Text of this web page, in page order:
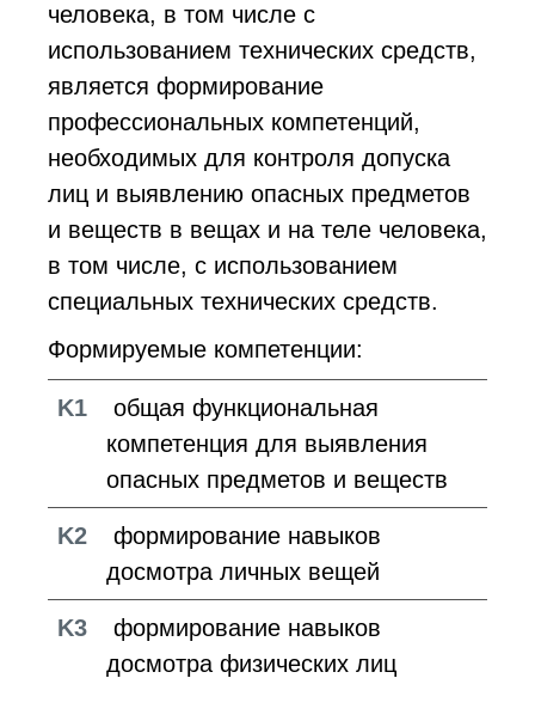
человека, в том числе с
использованием технических средств,
является формирование
профессиональных компетенций,
необходимых для контроля допуска
лиц и выявлению опасных предметов
и веществ в вещах и на теле человека,
в том числе, с использованием
специальных технических средств.
Формируемые компетенции:
K1
общая функциональная
компетенция для выявления
опасных предметов и веществ
K2
формирование навыков
досмотра личных вещей
K3
формирование навыков
досмотра физических лиц